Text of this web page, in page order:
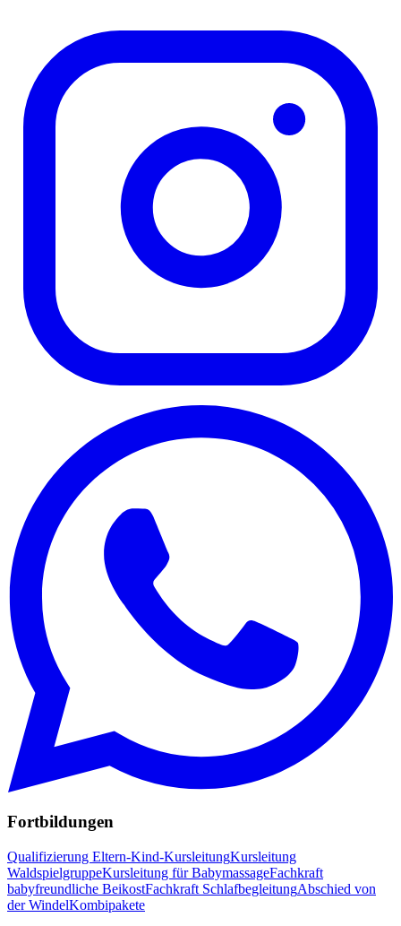
Fortbildungen
Qualifizierung Eltern-Kind-KursleitungKursleitung
WaldspielgruppeKursleitung für BabymassageFachkraft
babyfreundliche BeikostFachkraft SchlafbegleitungAbschied von
der WindelKombipakete